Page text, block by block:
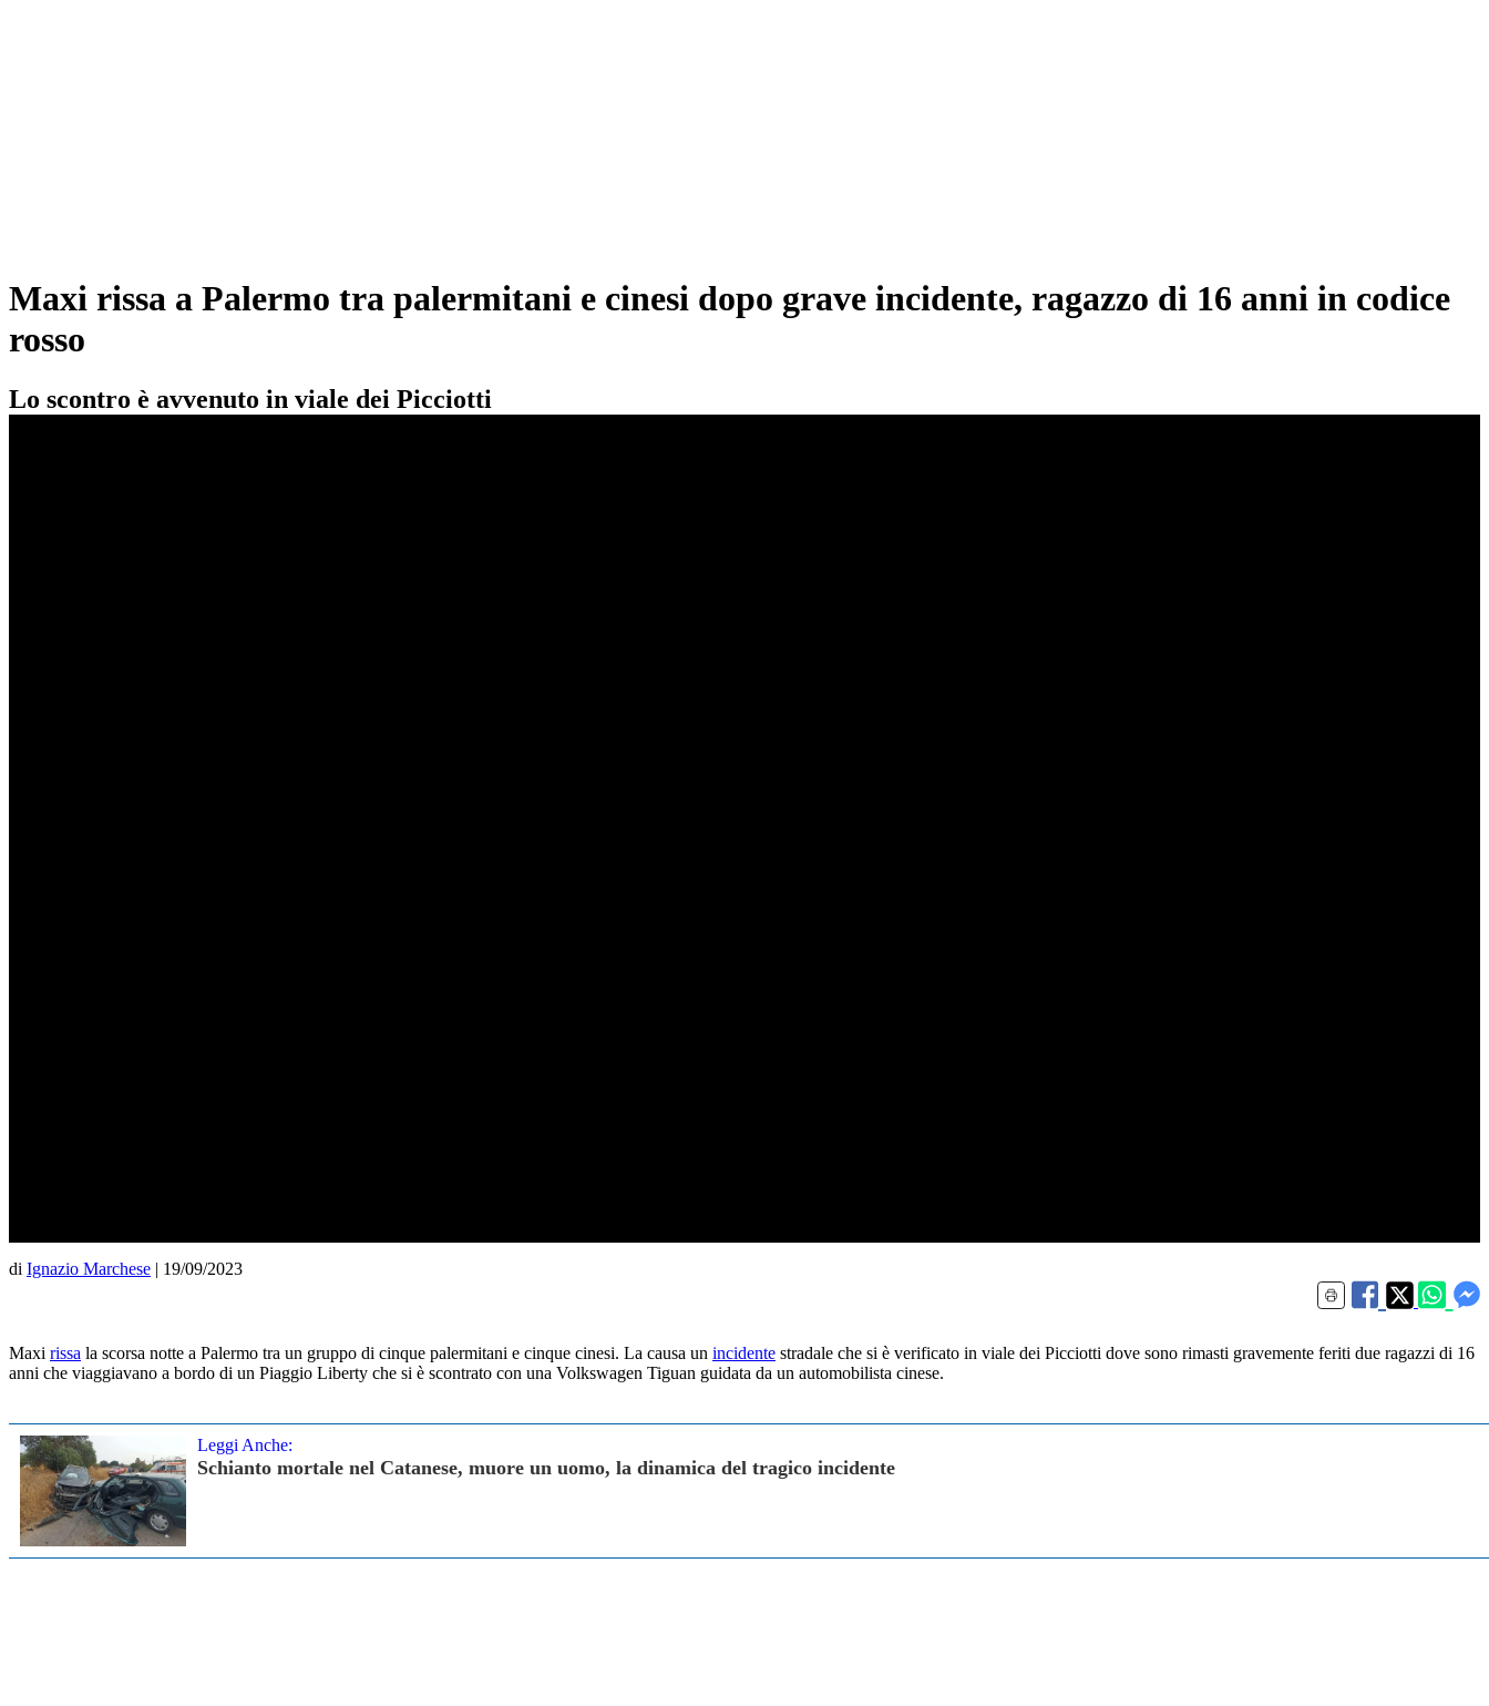
Maxi rissa a Palermo tra palermitani e cinesi dopo grave incidente, ragazzo di 16 anni in codice
rosso
Lo scontro è avvenuto in viale dei Picciotti
di Ignazio Marchese | 19/09/2023
Maxi rissa la scorsa notte a Palermo tra un gruppo di cinque palermitani e cinque cinesi. La causa un incidente stradale che si è verificato in viale dei Picciotti dove sono rimasti gravemente feriti due ragazzi di 16
anni che viaggiavano a bordo di un Piaggio Liberty che si è scontrato con una Volkswagen Tiguan guidata da un automobilista cinese.
Leggi Anche:
Schianto mortale nel Catanese, muore un uomo, la dinamica del tragico incidente